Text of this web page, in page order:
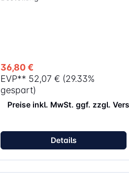
36,80 €
EVP** 52,07 € (29.33%
gespart)
Preise inkl. MwSt. ggf. zzgl.
Details